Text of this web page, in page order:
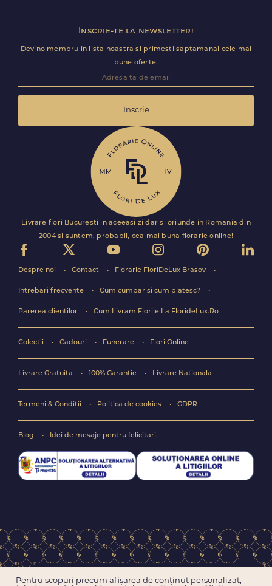
Inscrie-te la newsletter!
Devino membru in lista noastra si primesti saptamanal cele mai
bune oferte.
Inscrie
Livrare flori Bucuresti in aceeasi zi dar si oriunde in Romania din
2004 si suntem, probabil, cea mai buna florarie online!
Despre noi Contact Florarie FloriDeLux Brasov
Intrebari frecvente Cum cumpar si cum platesc?
Parerea clientilor Cum Livram Florile La FlorideLux.Ro
Colectii Cadouri Funerare Flori Online
Livrare Gratuita 100% Garantie Livrare Nationala
Termeni & Conditii Politica de cookies GDPR
Blog Idei de mesaje pentru felicitari
Pentru scopuri precum afișarea de conținut personalizat,